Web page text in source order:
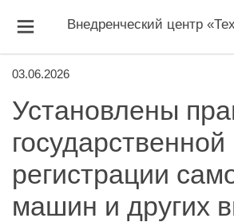
Внедренческий центр
03.06.2026
Установлены
государственной
регистрации
машин и других